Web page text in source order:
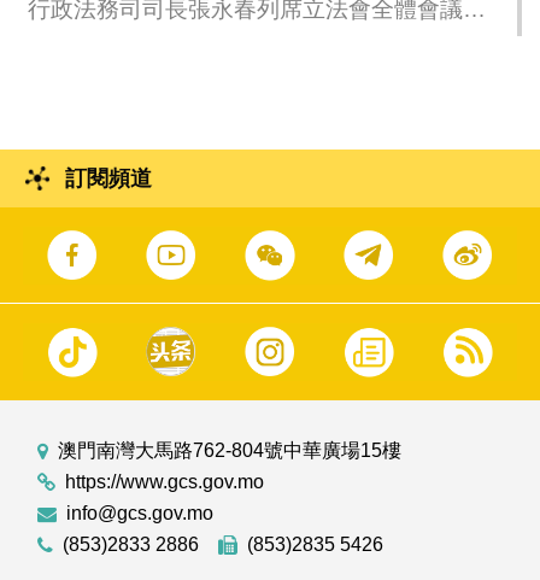
行政法務司司長張永春列席立法會全體會議，
訂閱頻道
澳門南灣大馬路762-804號中華廣場15樓
https://www.gcs.gov.mo
info@gcs.gov.mo
(853)2833 2886
(853)2835 5426